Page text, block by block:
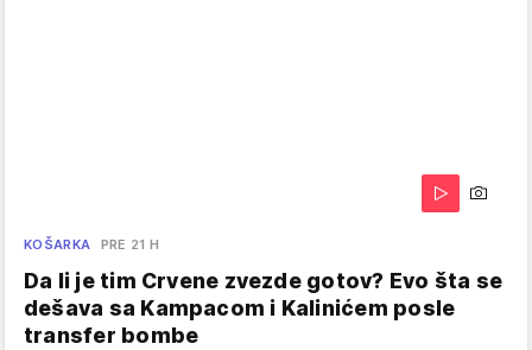
KOŠARKA PRE 21 H
Da li je tim Crvene zvezde gotov? Evo šta se
dešava sa Kampacom i Kalinićem posle
transfer bombe